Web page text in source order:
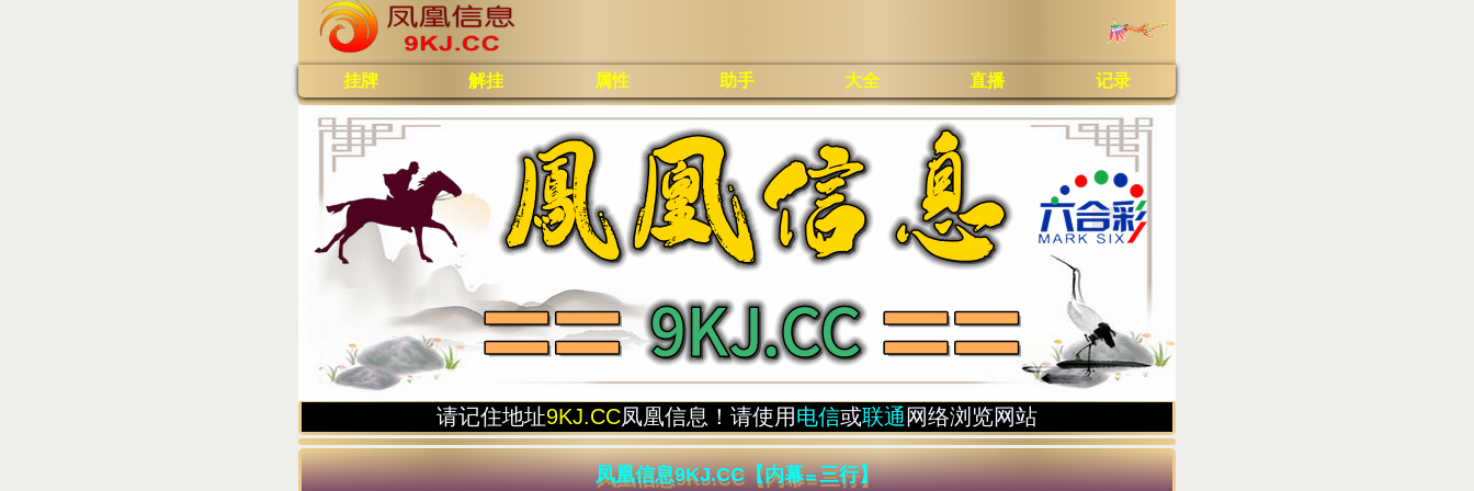
挂牌 解挂 属性 助手 大全 直播 记录
请记住地址9KJ.CC凤凰信息！请使用电信或联通 网络浏览网站
凤凰信息9KJ.CC【内幕≌三行】